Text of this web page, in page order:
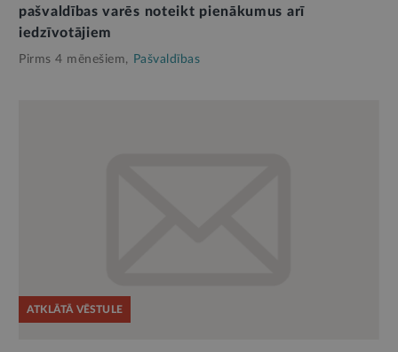
pašvaldības varēs noteikt pienākumus arī
iedzīvotājiem
Pirms 4 mēnešiem, Pašvaldības
ATKLĀTĀ VĒSTULE